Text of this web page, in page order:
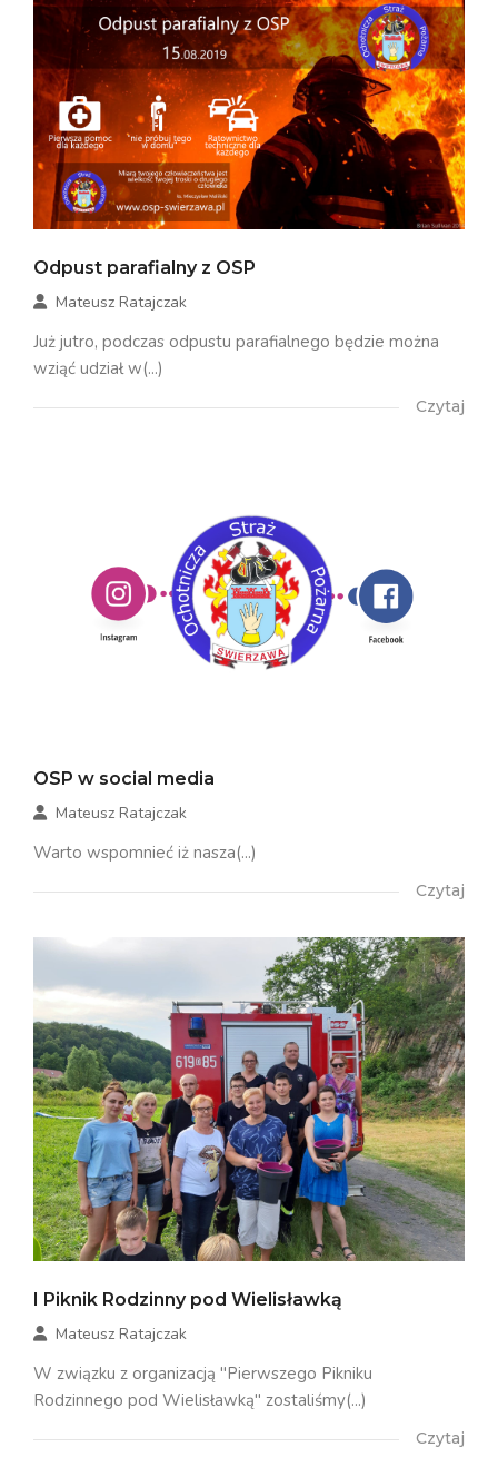
Odpust parafialny z OSP
Mateusz Ratajczak
Już jutro, podczas odpustu parafialnego będzie można
wziąć udział w(...)
Czytaj
OSP w social media
Mateusz Ratajczak
Warto wspomnieć iż nasza(...)
Czytaj
I Piknik Rodzinny pod Wielisławką
Mateusz Ratajczak
W związku z organizacją "Pierwszego Pikniku
Rodzinnego pod Wielisławką" zostaliśmy(...)
Czytaj